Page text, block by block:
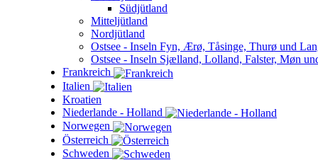
Südjütland
Mitteljütland
Nordjütland
Ostsee - Inseln Fyn, Ærø, Tåsinge, Thurø und
Ostsee - Inseln Sjælland, Lolland, Falster, Møn
Frankreich
Italien
Kroatien
Niederlande - Holland
Norwegen
Österreich
Schweden